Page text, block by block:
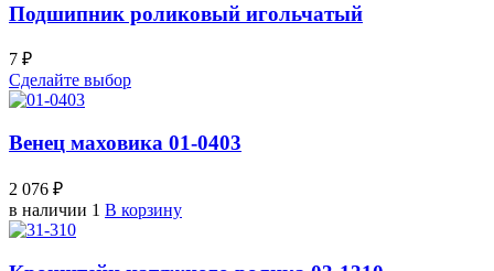
Подшипник роликовый игольчатый
7 ₽
Сделайте выбор
Венец маховика 01-0403
2 076 ₽
в наличии 1 В корзину